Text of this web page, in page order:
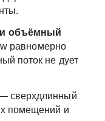
объёмный
равномерно
поток не дует
сверхдлинный
помещений и